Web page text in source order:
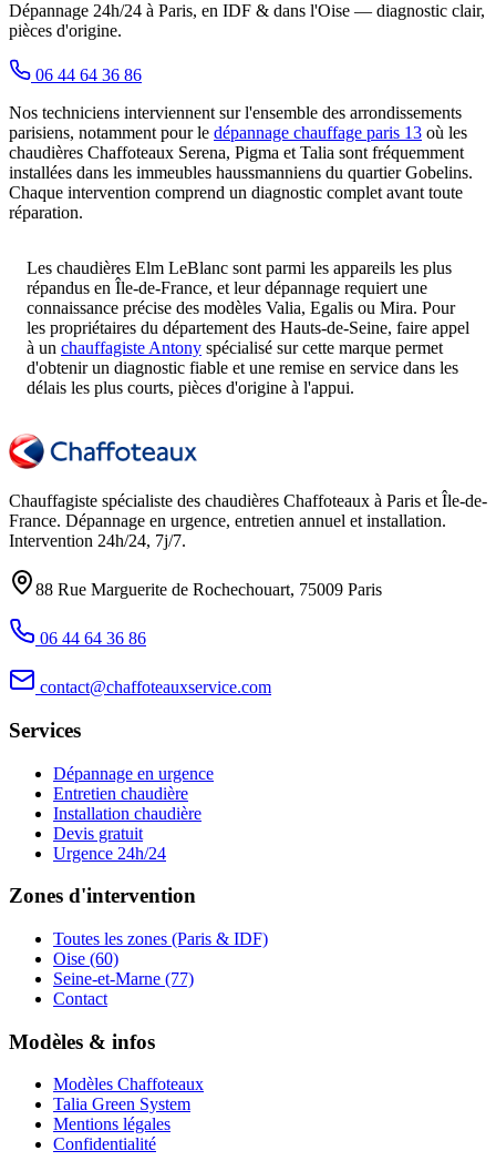
Dépannage 24h/24 à Paris, en IDF & dans l'Oise — diagnostic clair,
pièces d'origine.
06 44 64 36 86
Nos techniciens interviennent sur l'ensemble des arrondissements
parisiens, notamment pour le dépannage chauffage paris 13 où les
chaudières Chaffoteaux Serena, Pigma et Talia sont fréquemment
installées dans les immeubles haussmanniens du quartier Gobelins.
Chaque intervention comprend un diagnostic complet avant toute
réparation.
Les chaudières Elm LeBlanc sont parmi les appareils les plus
répandus en Île-de-France, et leur dépannage requiert une
connaissance précise des modèles Valia, Egalis ou Mira. Pour
les propriétaires du département des Hauts-de-Seine, faire appel
à un chauffagiste Antony spécialisé sur cette marque permet
d'obtenir un diagnostic fiable et une remise en service dans les
délais les plus courts, pièces d'origine à l'appui.
Chauffagiste spécialiste des chaudières Chaffoteaux à Paris et Île-de-
France. Dépannage en urgence, entretien annuel et installation.
Intervention 24h/24, 7j/7.
88 Rue Marguerite de Rochechouart, 75009 Paris
06 44 64 36 86
contact@chaffoteauxservice.com
Services
Dépannage en urgence
Entretien chaudière
Installation chaudière
Devis gratuit
Urgence 24h/24
Zones d'intervention
Toutes les zones (Paris & IDF)
Oise (60)
Seine-et-Marne (77)
Contact
Modèles & infos
Modèles Chaffoteaux
Talia Green System
Mentions légales
Confidentialité